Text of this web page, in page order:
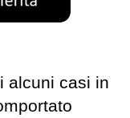
alcuni casi in